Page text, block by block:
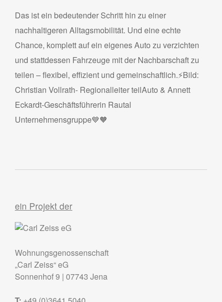
Das ist ein bedeutender Schritt hin zu einer
nachhaltigeren Alltagsmobilität. Und eine echte
Chance, komplett auf ein eigenes Auto zu verzichten
und stattdessen Fahrzeuge mit der Nachbarschaft zu
teilen – flexibel, effizient und gemeinschaftlich.⚡Bild:
Christian Vollrath- Regionalleiter teilAuto & Annett
Eckardt-Geschäftsführerin Rautal
Unternehmensgruppe💙🧡
ein Projekt der
Wohnungsgenossenschaft
„Carl Zeiss“ eG
Sonnenhof 9 | 07743 Jena